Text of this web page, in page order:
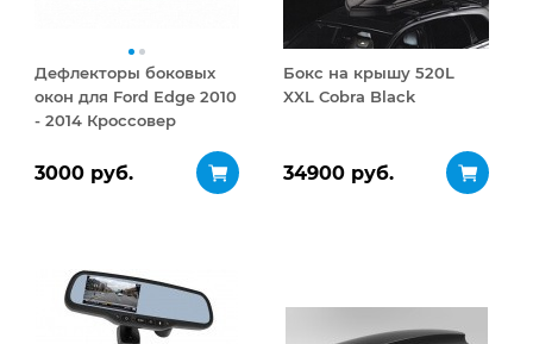
Дефлекторы боковых
окон для Ford Edge 2010
- 2014 Кроссовер
3000 руб.
Бокс на крышу 520L
XXL Cobra Black
34900 руб.